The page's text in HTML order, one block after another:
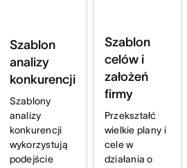
Szablon
analizy
konkurencji
Szablony
analizy
konkurencji
wykorzystują
podejście
Szablon
celów i
założeń
firmy
Przekształć
wielkie plany i
cele w
działania o